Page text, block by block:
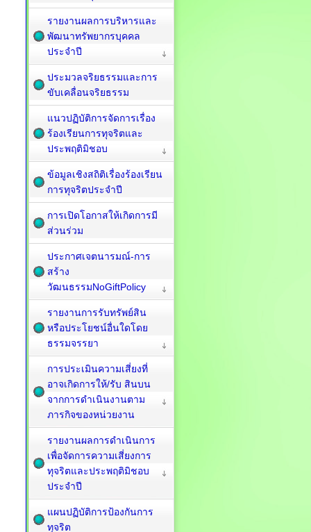
รายงานผลการบริหารและ
พัฒนาทรัพยากรบุคคล
ประจำปี
ประมวลจริยธรรมและการ
ขับเคลื่อนจริยธรรม
แนวปฏิบัติการจัดการเรื่อง
ร้องเรียนการทุจริตและ
ประพฤติมิชอบ
ข้อมูลเชิงสถิติเรื่องร้องเรียน
การทุจริตประจำปี
การเปิดโอกาสให้เกิดการมี
ส่วนร่วม
ประกาศเจตนารมณ์-การ
สร้าง
วัฒนธรรมNoGiftPolicy
รายงานการรับทรัพย์สิน
หรือประโยชน์อื่นใดโดย
ธรรมจรรยา
การประเมินความเสี่ยงที่
อาจเกิดการให้/รับ สินบน
จากการดำเนินงานตาม
ภารกิจของหน่วยงาน
รายงานผลการดำเนินการ
เพื่อจัดการความเสี่ยงการ
ทุจริตและประพฤติมิชอบ
ประจำปี
แผนปฏิบัติการป้องกันการ
ทุจริต